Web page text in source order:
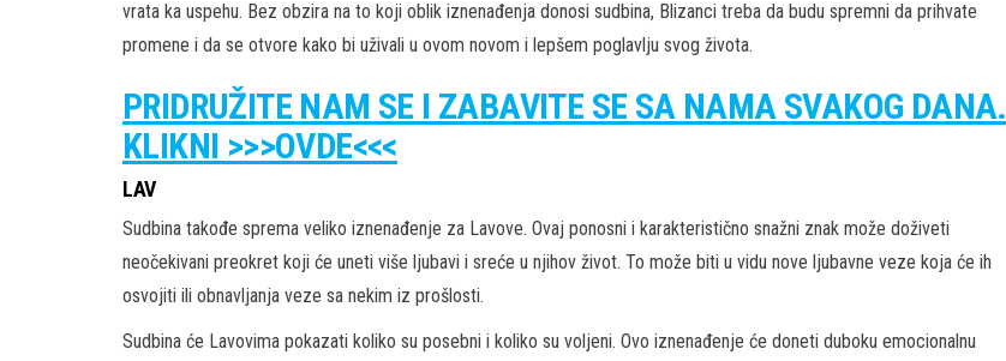
vrata ka uspehu. Bez obzira na to koji oblik iznenađenja donosi sudbina, Blizanci treba da budu spremni da prihvate
promene i da se otvore kako bi uživali u ovom novom i lepšem poglavlju svog života.
PRIDRUŽITE NAM SE I ZABAVITE SE SA NAMA SVAKOG DANA.
KLIKNI >>>OVDE<<<
LAV
Sudbina takođe sprema veliko iznenađenje za Lavove. Ovaj ponosni i karakteristično snažni znak može doživeti
neočekivani preokret koji će uneti više ljubavi i sreće u njihov život. To može biti u vidu nove ljubavne veze koja će ih
osvojiti ili obnavljanja veze sa nekim iz prošlosti.
Sudbina će Lavovima pokazati koliko su posebni i koliko su voljeni. Ovo iznenađenje će doneti duboku emocionalnu